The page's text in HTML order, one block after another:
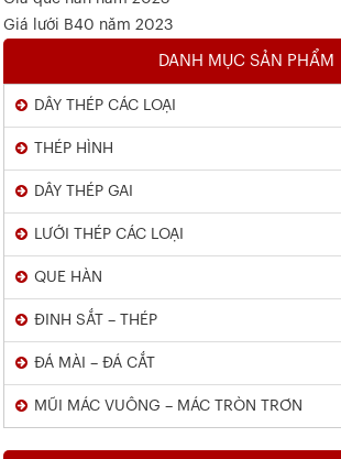
Giá lưới B40 năm 2023
DANH MỤC SẢN PHẨM
DÂY THÉP CÁC LOẠI
THÉP HÌNH
DÂY THÉP GAI
LƯỚI THÉP CÁC LOẠI
QUE HÀN
ĐINH SẮT – THÉP
ĐÁ MÀI – ĐÁ CẮT
MŨI MÁC VUÔNG – MÁC TRÒN TRƠN